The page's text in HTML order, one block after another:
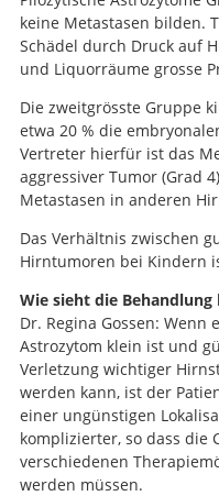
keine Metastasen bilden.
Schädel durch Druck auf
und Liquorräume grosse
Die zweitgrösste Gruppe
etwa 20 % die
Vertreter hierfür ist das
aggressiver Tumor (Grad
Metastasen in anderen
Das Verhältnis zwischen
Hirntumoren bei Kindern
Wie sieht die Behandlung
Dr. Regina Gossen:
Astrozytom klein ist und
Verletzung wichtiger
werden kann, ist der
einer ungünstigen
komplizierter, so dass die
verschiedenen
werden müssen.